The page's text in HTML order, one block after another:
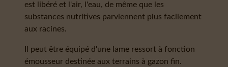
est libéré et l'air, l'eau, de même que les
substances nutritives parviennent plus facilement
aux racines.
Il peut être équipé d'une lame ressort à fonction
émousseur destinée aux terrains à gazon fin.